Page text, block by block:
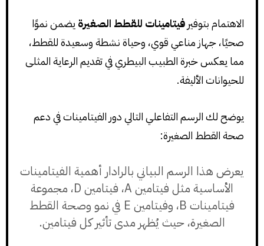
الاهتمام بتوفير فيتامينات للقطط الصغيرة يضمن نموًا
صحيًا، جهاز مناعي قوي، وحياة نشطة وسعيدة للقطط،
مما يعكس خبرة الطبيب البيطري في تقديم الرعاية المثلى
للحيوانات الأليفة.
يوضح لك الرسم التفاعلي التالي دور الفيتامينات في دعم
صحة القطط الصغيرة:
يعرض هذا الرسم البياني بالرادار أهمية الفيتامينات
الأساسية مثل فيتامين A، فيتامين D، مجموعة
فيتامينات B، وفيتامين E في نمو وصحة القطط
الصغيرة، حيث يُظهر مدى تأثير كل فيتامين.